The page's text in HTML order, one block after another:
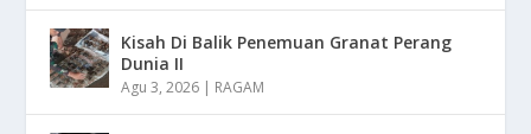
Kisah Di Balik Penemuan Granat Perang
Dunia II
Agu 3, 2026 | RAGAM